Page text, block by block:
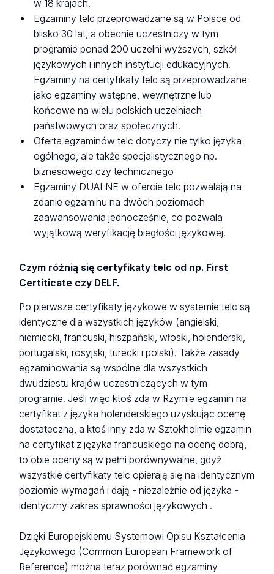
w 18 krajach.
Egzaminy telc przeprowadzane są w Polsce od
blisko 30 lat, a obecnie uczestniczy w tym
programie ponad 200 uczelni wyższych, szkół
językowych i innych instytucji edukacyjnych.
Egzaminy na certyfikaty telc są przeprowadzane
jako egzaminy wstępne, wewnętrzne lub
końcowe na wielu polskich uczelniach
państwowych oraz społecznych.
Oferta egzaminów telc dotyczy nie tylko języka
ogólnego, ale także specjalistycznego np.
biznesowego czy technicznego
Egzaminy DUALNE w ofercie telc pozwalają na
zdanie egzaminu na dwóch poziomach
zaawansowania jednocześnie, co pozwala
wyjątkową weryfikację biegłości językowej.
Czym różnią się certyfikaty telc od np. First
Certiticate czy DELF.
Po pierwsze certyfikaty językowe w systemie telc są
identyczne dla wszystkich języków (angielski,
niemiecki, francuski, hiszpański, włoski, holenderski,
portugalski, rosyjski, turecki i polski). Także zasady
egzaminowania są wspólne dla wszystkich
dwudziestu krajów uczestniczących w tym
programie. Jeśli więc ktoś zda w Rzymie egzamin na
certyfikat z języka holenderskiego uzyskując ocenę
dostateczną, a ktoś inny zda w Sztokholmie egzamin
na certyfikat z języka francuskiego na ocenę dobrą,
to obie oceny są w pełni porównywalne, gdyż
wszystkie certyfikaty telc opierają się na identycznym
poziomie wymagań i dają - niezależnie od języka -
identyczny zakres sprawności językowych .
Dzięki Europejskiemu Systemowi Opisu Kształcenia
Językowego (Common European Framework of
Reference) można teraz porównać egzaminy